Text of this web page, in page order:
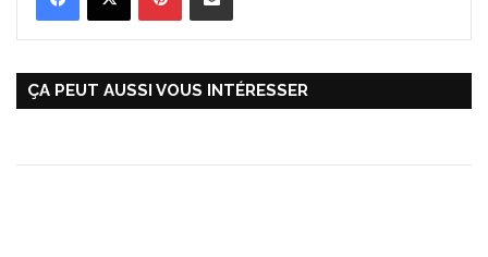
ÇA PEUT AUSSI VOUS INTÉRESSER